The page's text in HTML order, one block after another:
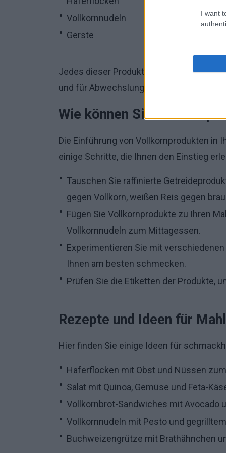
I want
Vollkornnudeln
Gerste
Jedes dieser Produkte kann eine
und für Abwechslung und Geschmack
Wie können Sie
Die Einführung von Vollkornprodukten in
einige Schritte, die Ihnen den Einstieg
Tauschen Sie raffinierte
gegen Vollkorn, weißen Reis gegen
Fügen Sie Vollkornprodukte zu Ihren
Vollkornnudeln zum Mittagessen.
Experimentieren Sie mit
Ihnen am besten schmecken.
Prüfen Sie die Etiketten der Produkte,
Rezepte und Ideen für
Hier finden Sie einige Ideen für
Haferflocken mit Obst und Nüssen
Salat mit Quinoa, Gemüse und Feta-
Vollkornbrot-Sandwiches mit Avocado
Vollkornnudeln mit Pesto und
Buchweizengrütze mit Brathähnchen